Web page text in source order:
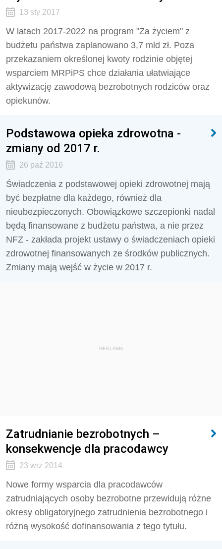
13 sty 2017
W latach 2017-2022 na program "Za życiem" z
budżetu państwa zaplanowano 3,7 mld zł. Poza
przekazaniem określonej kwoty rodzinie objętej
wsparciem MRPiPS chce działania ułatwiające
aktywizację zawodową bezrobotnych rodziców oraz
opiekunów.
Podstawowa opieka zdrowotna -
zmiany od 2017 r.
26 paź 2016
Świadczenia z podstawowej opieki zdrowotnej mają
być bezpłatne dla każdego, również dla
nieubezpieczonych. Obowiązkowe szczepionki nadal
będą finansowane z budżetu państwa, a nie przez
NFZ - zakłada projekt ustawy o świadczeniach opieki
zdrowotnej finansowanych ze środków publicznych.
Zmiany mają wejść w życie w 2017 r.
REKLAMA
Zatrudnianie bezrobotnych –
konsekwencje dla pracodawcy
23 wrz 2014
Nowe formy wsparcia dla pracodawców
zatrudniających osoby bezrobotne przewidują różne
okresy obligatoryjnego zatrudnienia bezrobotnego i
różną wysokość dofinansowania z tego tytułu.